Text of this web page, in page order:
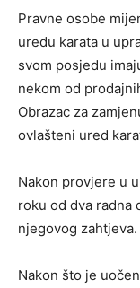
Pravne osobe
uredu karata u
svom posjedu
nekom od
Obrazac za
ovlašteni ured
Nakon provjere u
roku od dva radna
njegovog zahtjeva.
Nakon što je